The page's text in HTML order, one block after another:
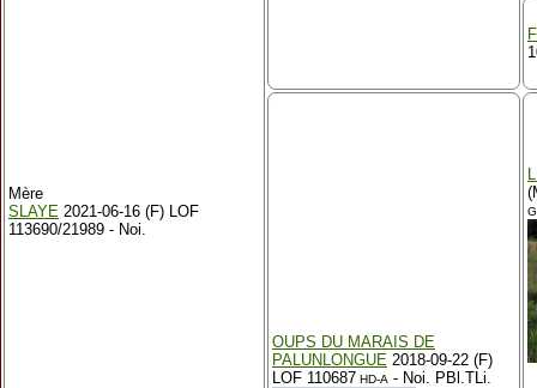
Mère
SLAYE 2021-06-16 (F) LOF
113690/21989 - Noi.
OUPS DU MARAIS DE
PALUNLONGUE 2018-09-22 (F)
LOF 110687 HD-A - Noi. PBl.TLi.